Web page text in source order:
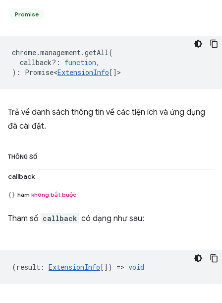
Promise
chrome.management.getAll(
callback? : function,
) : Promise<ExtensionInfo[] >
Trả về danh sách thông tin về các tiện ích và ứng dụng
đã cài đặt.
THÔNG SỐ
callback
hàm không bắt buộc
Tham số callback có dạng như sau:
(result : ExtensionInfo[]) => void